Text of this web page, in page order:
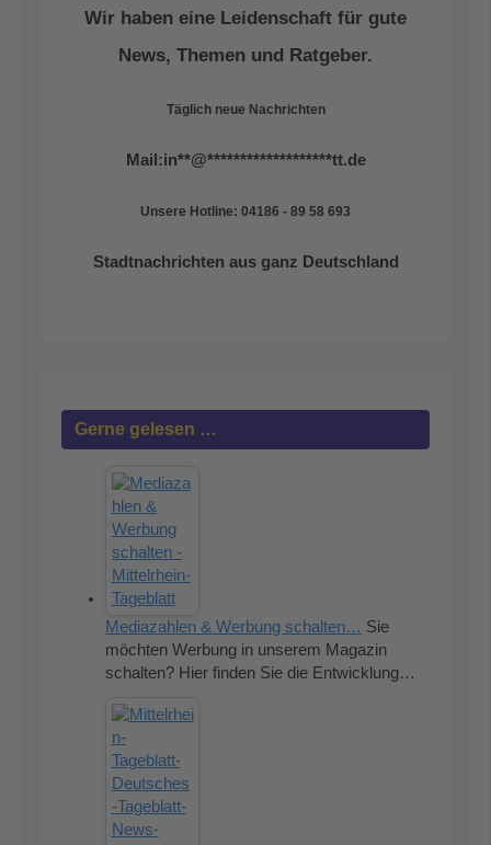
Wir haben eine Leidenschaft für gute
News, Themen und Ratgeber.
Täglich neue Nachrichten
Mail:in**@*******************tt.de
Unsere Hotline: 04186 - 89 58 693
Stadtnachrichten aus ganz Deutschland
Gerne gelesen …
Mediazahlen & Werbung schalten… Sie
möchten Werbung in unserem Magazin
schalten? Hier finden Sie die Entwicklung…